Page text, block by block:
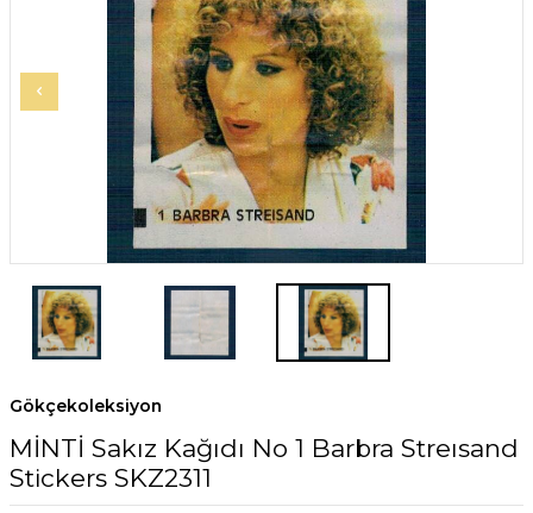
Gökçekoleksiyon
MİNTİ Sakız Kağıdı No 1 Barbra Streısand
Stickers SKZ2311